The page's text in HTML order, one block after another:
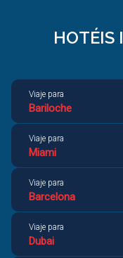
Viaje para
Fortaleza
Aracaju
HOTÉIS
Viaje para
Bariloche
Viaje para
Miami
Viaje para
Barcelona
Viaje para
Dubai